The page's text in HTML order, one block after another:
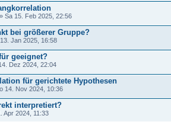
» Sa 15. Feb 2025, 22:56
bei größerer Gruppe?
Jan 2025, 16:58
geeignet?
Dez 2024, 22:04
für gerichtete Hypothesen
14. Nov 2024, 10:36
interpretiert?
Apr 2024, 11:33